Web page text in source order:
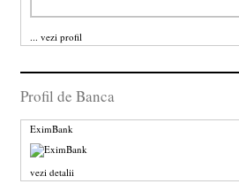
... vezi profil
Profil de Banca
EximBank
vezi detalii